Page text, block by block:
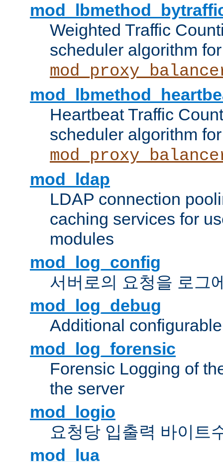
Weighted Traffic
scheduler algorithm for
Heartbeat Traffic
scheduler algorithm for
mod_ldap
LDAP connection
caching services for
modules
mod_log_config
서버로의 요청을 로그
mod_log_debug
Additional
mod_log_forensic
Forensic Logging of
the server
mod_logio
요청당 입출력 바이트
mod_lua